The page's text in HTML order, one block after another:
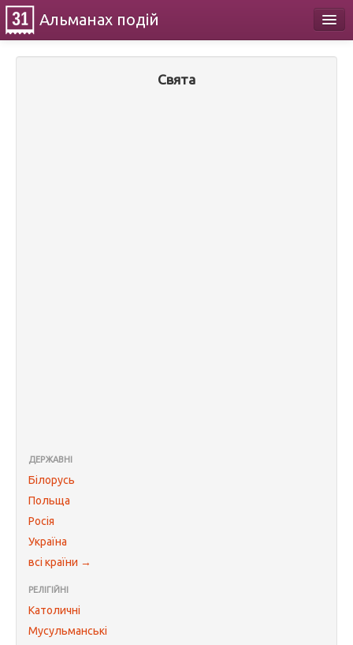
Альманах подій
Свята
ДЕРЖАВНІ
Білорусь
Польща
Росія
Україна
всі країни →
РЕЛІГІЙНІ
Католичні
Мусульманські